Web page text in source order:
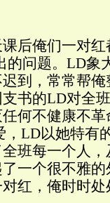
俺们一对红
的问题。LD象
到，常常帮
书的LD对全
何不健康不
，LD以她特有
班每一个人
一个很不雅
红，俺时时